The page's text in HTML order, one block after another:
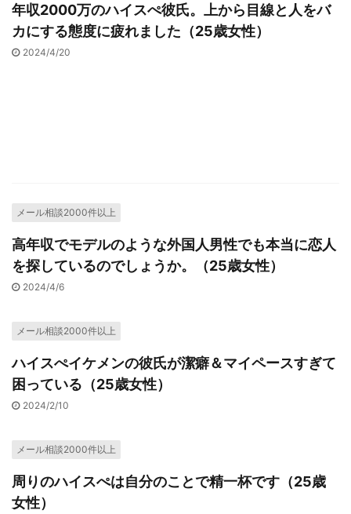
年収2000万のハイスぺ彼氏。上から目線と人をバ
カにする態度に疲れました（25歳女性）
2024/4/20
メール相談2000件以上
高年収でモデルのような外国人男性でも本当に恋人
を探しているのでしょうか。（25歳女性）
2024/4/6
メール相談2000件以上
ハイスぺイケメンの彼氏が潔癖＆マイペースすぎて
困っている（25歳女性）
2024/2/10
メール相談2000件以上
周りのハイスぺは自分のことで精一杯です（25歳
女性）